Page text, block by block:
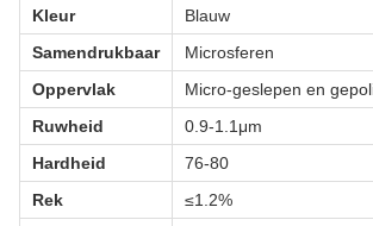
Kleur
Blauw
Samendrukbaar
Microsferen
Oppervlak
Micro-geslepen en
Ruwheid
0.9-1.1μm
Hardheid
76-80
Rek
≤1.2%